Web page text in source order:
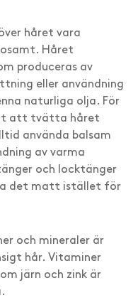
håret vara
Håret
produceras av
eller användning
naturliga olja. För
att tvätta håret
använda balsam
av varma
och locktänger
det matt istället för
och mineraler är
hår. Vitaminer
järn och zink är